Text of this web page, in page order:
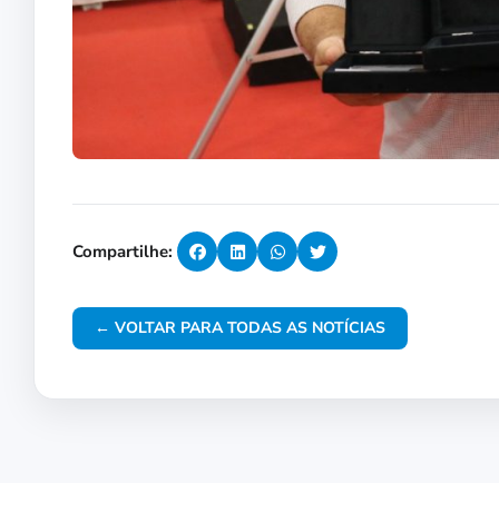
Compartilhe:
← VOLTAR PARA TODAS AS NOTÍCIAS